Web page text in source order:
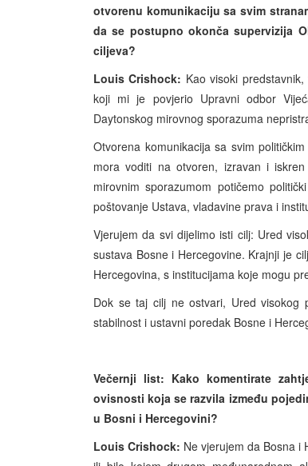
otvorenu komunikaciju sa svim
da se postupno okonča supervizija
ciljeva?
Louis Crishock: Kao visoki
koji mi je povjerio Upravni odbor
Daytonskog mirovnog sporazuma
Otvorena komunikacija sa svim
mora voditi na otvoren, izravan i
mirovnim sporazumom potičemo
poštovanje Ustava, vladavine prava i
Vjerujem da svi dijelimo isti cilj: Ured
sustava Bosne i Hercegovine. Krajnji je
Hercegovina, s institucijama koje mogu
Dok se taj cilj ne ostvari, Ured visokog
stabilnost i ustavni poredak Bosne i
Večernji list: Kako komentirate
ovisnosti koja se razvila između
u Bosni i Hercegovini?
Louis Crishock: Ne vjerujem da Bosna i